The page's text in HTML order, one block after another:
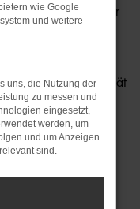
natürlich auch für
überzeugt auf
arbeiten
sind von der Qualität
wir auf Nummer
nach. Konkret
Meisterwerkstatt
und gewartet
wie Google
und weitere
uns, die Nutzung der
zu messen und
eingesetzt,
werden, um
und um Anzeigen
sind.